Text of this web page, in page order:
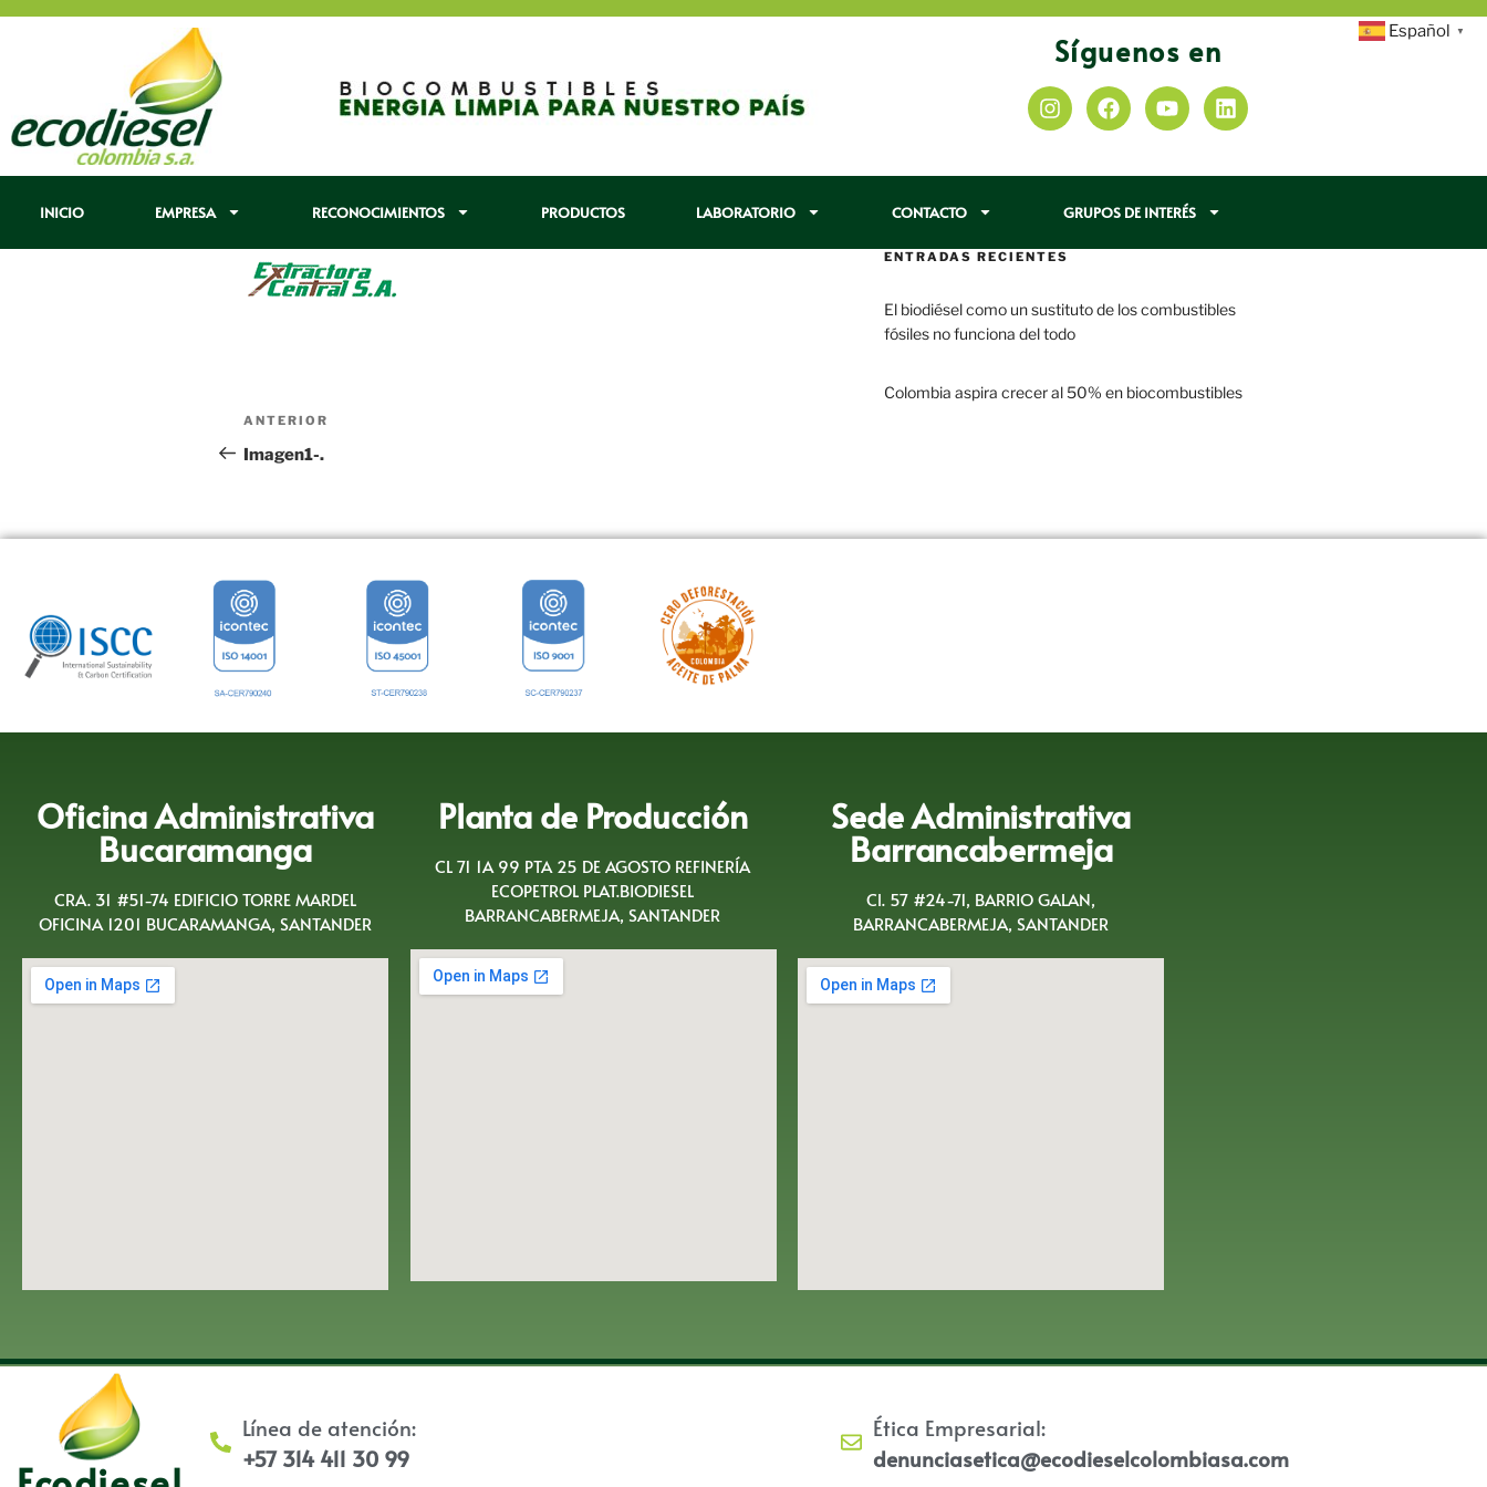
Síguenos en
INICIO EMPRESA RECONOCIMIENTOS PRODUCTOS LABORATORIO CONTACTO GRUPOS DE INTERÉS
ANTERIOR
Imagen1-.
ENTRADAS RECIENTES
El biodiésel como un sustituto de los combustibles
fósiles no funciona del todo
Colombia aspira crecer al 50% en biocombustibles
Oficina Administrativa
Bucaramanga
CRA. 31 #51-74 EDIFICIO TORRE MARDEL
OFICINA 1201 BUCARAMANGA, SANTANDER
Planta de Producción
CL 71 1A 99 PTA 25 DE AGOSTO REFINERÍA
ECOPETROL PLAT.BIODIESEL
BARRANCABERMEJA, SANTANDER
Sede Administrativa
Barrancabermeja
Cl. 57 #24-71, BARRIO GALAN,
BARRANCABERMEJA, SANTANDER
Línea de atención:
+57 314 411 30 99
Ética Empresarial:
denunciasetica@ecodieselcolombiasa.com
Español ▼